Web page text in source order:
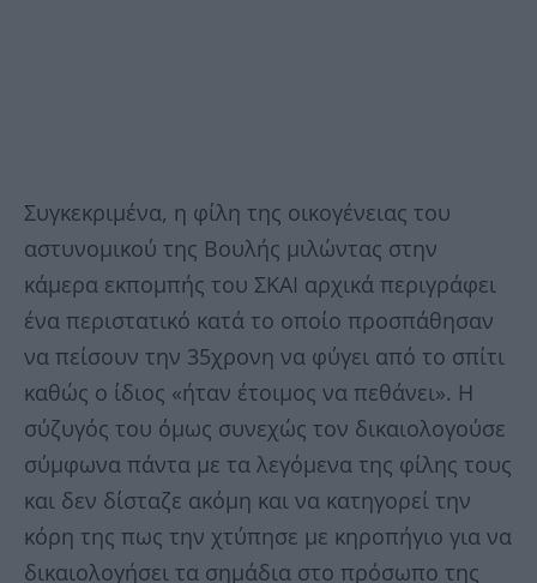
Συγκεκριμένα, η φίλη της οικογένειας του
αστυνομικού της Βουλής μιλώντας στην
κάμερα εκπομπής του ΣΚΑΙ αρχικά περιγράφει
ένα περιστατικό κατά το οποίο προσπάθησαν
να πείσουν την 35χρονη να φύγει από το σπίτι
καθώς ο ίδιος «ήταν έτοιμος να πεθάνει». Η
σύζυγός του όμως συνεχώς τον δικαιολογούσε
σύμφωνα πάντα με τα λεγόμενα της φίλης τους
και δεν δίσταζε ακόμη και να κατηγορεί την
κόρη της πως την χτύπησε με κηροπήγιο για να
δικαιολογήσει τα σημάδια στο πρόσωπο της